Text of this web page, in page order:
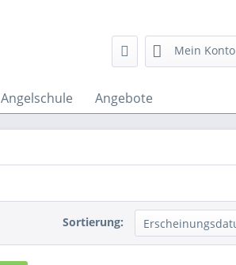
Mein Konto
Angelschule Angebote
Sortierung: